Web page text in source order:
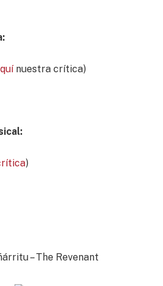
nuestra crítica)
)
– The Revenant